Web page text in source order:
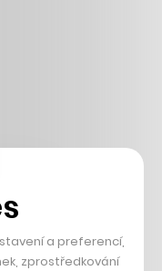
a preferencí,
zprostředkování